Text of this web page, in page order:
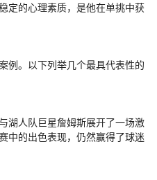
定的心理素质，是他在单挑中获
例。以下列举几个最具代表性的
湖人队巨星詹姆斯展开了一场激
中的出色表现，仍然赢得了球迷